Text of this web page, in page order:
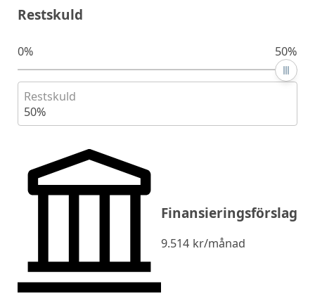
Restskuld
0% 50%
Restskuld
50%
Finansieringsförslag
9.514 kr/månad